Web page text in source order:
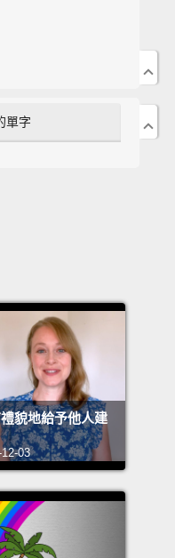
單字
貌地給予他人建
03